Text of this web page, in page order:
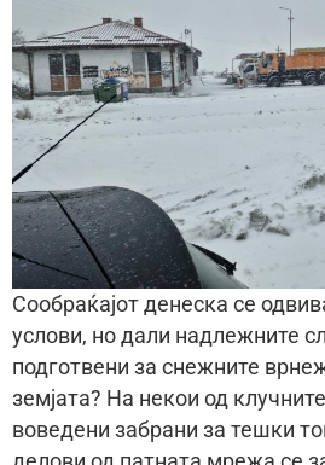
Сообраќајот денеска се
услови, но дали надлежните
подготвени за снежните
земјата? На некои од
воведени забрани за тешки